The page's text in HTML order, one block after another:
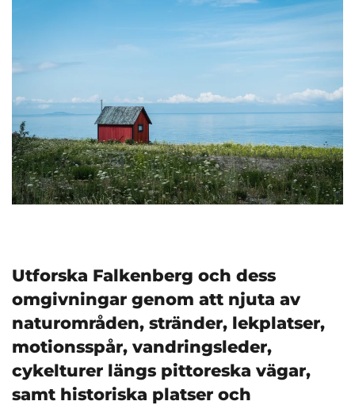
Utforska Falkenberg och dess
omgivningar genom att njuta av
naturområden, stränder, lekplatser,
motionsspår, vandringsleder,
cykelturer längs pittoreska vägar,
samt historiska platser och